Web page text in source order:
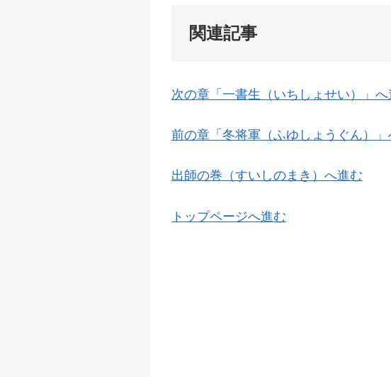
関連記事
次の章「一書生（いちしょせい）」へ
前の章「冬将軍（ふゆしょうぐん）」
出師の巻（すいしのまき）へ進む
トップページへ進む